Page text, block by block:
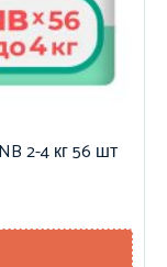
2-4 кг 56 шт